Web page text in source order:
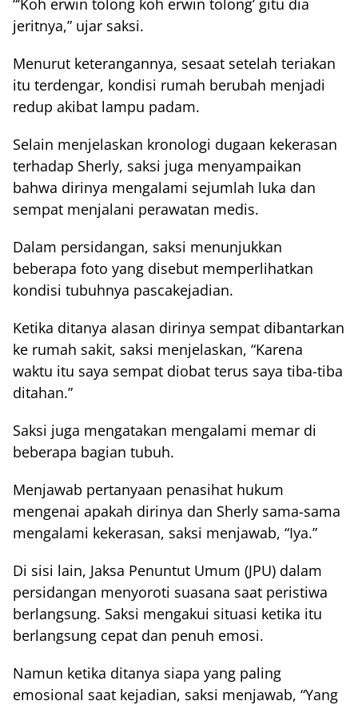
jeritnya,” ujar saksi.
Menurut keterangannya, sesaat setelah teriakan
itu terdengar, kondisi rumah berubah menjadi
redup akibat lampu padam.
Selain menjelaskan kronologi dugaan kekerasan
terhadap Sherly, saksi juga menyampaikan
bahwa dirinya mengalami sejumlah luka dan
sempat menjalani perawatan medis.
Dalam persidangan, saksi menunjukkan
beberapa foto yang disebut memperlihatkan
kondisi tubuhnya pascakejadian.
Ketika ditanya alasan dirinya sempat dibantarkan
ke rumah sakit, saksi menjelaskan, “Karena
waktu itu saya sempat diobat terus saya tiba-tiba
ditahan.”
Saksi juga mengatakan mengalami memar di
beberapa bagian tubuh.
Menjawab pertanyaan penasihat hukum
mengenai apakah dirinya dan Sherly sama-sama
mengalami kekerasan, saksi menjawab, “Iya.”
Di sisi lain, Jaksa Penuntut Umum (JPU) dalam
persidangan menyoroti suasana saat peristiwa
berlangsung. Saksi mengakui situasi ketika itu
berlangsung cepat dan penuh emosi.
Namun ketika ditanya siapa yang paling
emosional saat kejadian, saksi menjawab, “Yang